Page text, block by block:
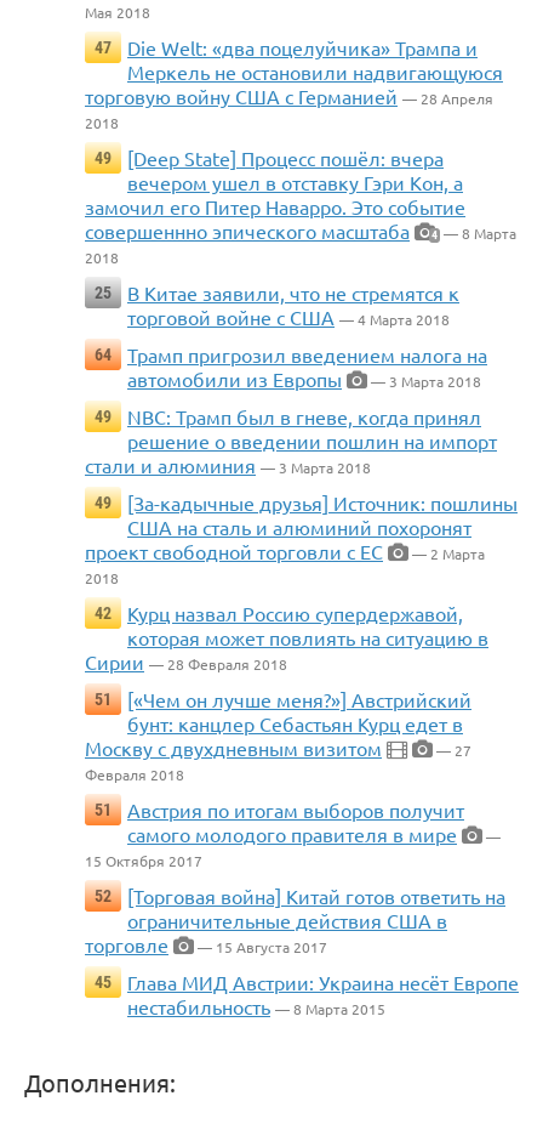
Мая 2018
47
Die Welt: «два поцелуйчика» Трампа и
Меркель не остановили надвигающуюся
торговую войну США с Германией — 28 Апреля
2018
49
[Deep State] Процесс пошёл: вчера
вечером ушел в отставку Гэри Кон, а
замочил его Питер Наварро. Это событие
совершеннно эпического масштаба
4 — 8 Марта
2018
25
В Китае заявили, что не стремятся к
торговой войне с США — 4 Марта 2018
64
Трамп пригрозил введением налога на
автомобили из Европы
— 3 Марта 2018
49
NBC: Трамп был в гневе, когда принял
решение о введении пошлин на импорт
стали и алюминия — 3 Марта 2018
49
[За-кадычные друзья] Источник: пошлины
США на сталь и алюминий похоронят
проект свободной торговли с ЕС
— 2 Марта
2018
42
Курц назвал Россию супердержавой,
которая может повлиять на ситуацию в
Сирии — 28 Февраля 2018
51
[«Чем он лучше меня?»] Австрийский
бунт: канцлер Себастьян Курц едет в
Москву с двухдневным визитом
— 27
Февраля 2018
51
Австрия по итогам выборов получит
самого молодого правителя в мире
—
15 Октября 2017
52
[Торговая война] Китай готов ответить на
ограничительные действия США в
торговле
— 15 Августа 2017
45
Глава МИД Австрии: Украина несёт Европе
нестабильность — 8 Марта 2015
Дополнения: